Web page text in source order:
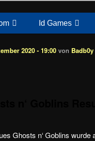
Id Games
2020 - 19:00 von Badb0y
Ghosts n‘ Goblins